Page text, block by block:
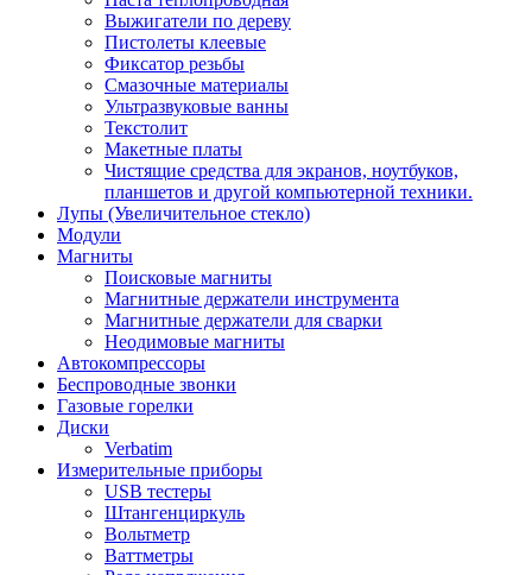
Выжигатели по дереву
Пистолеты клеевые
Фиксатор резьбы
Смазочные материалы
Ультразвуковые ванны
Текстолит
Макетные платы
Чистящие средства для экранов, ноутбуков,
планшетов и другой компьютерной техники.
Лупы (Увеличительное стекло)
Модули
Магниты
Поисковые магниты
Магнитные держатели инструмента
Магнитные держатели для сварки
Неодимовые магниты
Автокомпрессоры
Беспроводные звонки
Газовые горелки
Диски
Verbatim
Измерительные приборы
USB тестеры
Штангенциркуль
Вольтметр
Ваттметры